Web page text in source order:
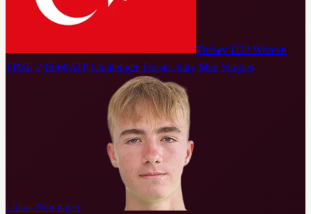
Turkey U22 Women
TIME // 15:00ATP Challenger Trieste, Italy Men Singles
Lukas Neumayer